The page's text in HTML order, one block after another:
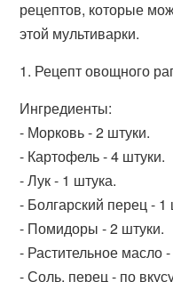
рецептов, которые
этой мультиварки.
1. Рецепт овощного
Ингредиенты:
- Морковь - 2 штуки.
- Картофель - 4 штуки.
- Лук - 1 штука.
- Болгарский перец - 1
- Помидоры - 2 штуки.
- Растительное масло
- Соль, перец - по